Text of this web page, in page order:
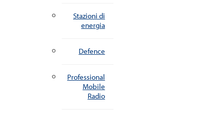
Stazioni di
energia
Defence
Professional
Mobile
Radio